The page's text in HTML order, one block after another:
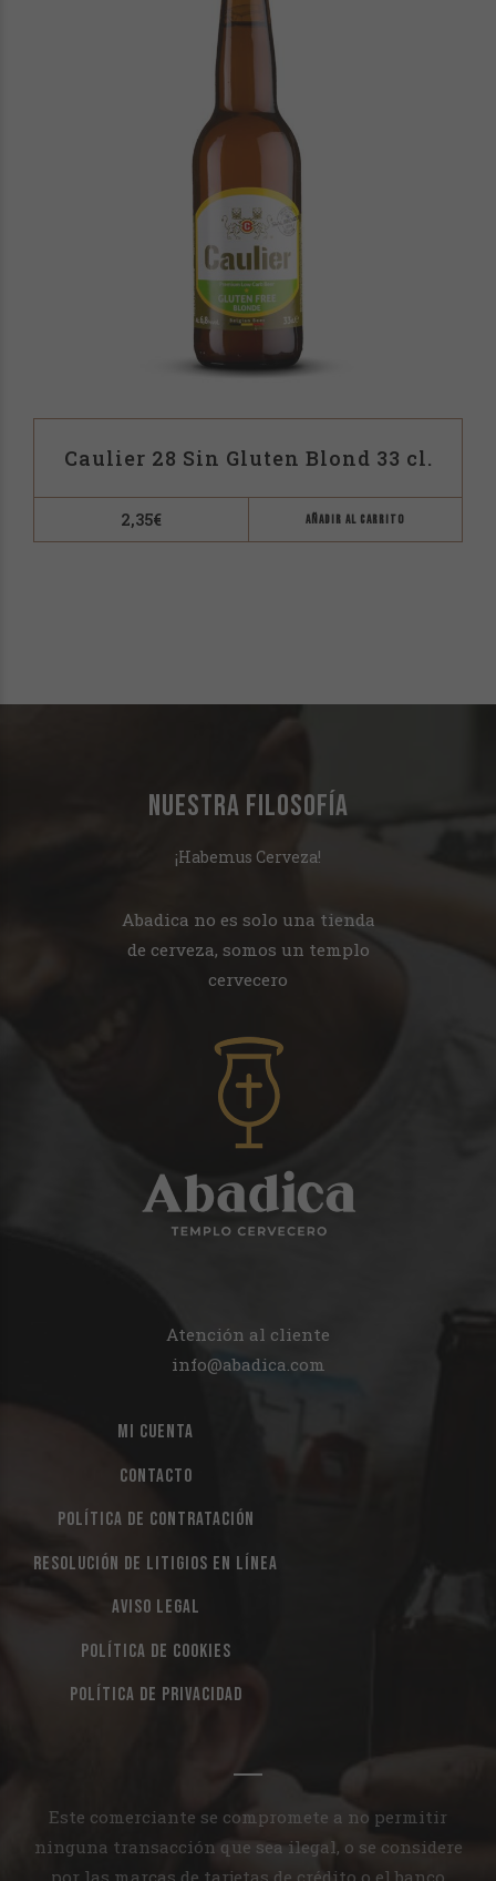
Caulier 28 Sin Gluten Blond 33 cl.
2,35€ AÑADIR AL CARRITO
NUESTRA FILOSOFÍA
¡Habemus Cerveza!
Abadica no es solo una tienda
de cerveza, somos un templo
cervecero
Atención al cliente
info@abadica.com
MI CUENTA
CONTACTO
POLÍTICA DE CONTRATACIÓN
RESOLUCIÓN DE LITIGIOS EN LÍNEA
AVISO LEGAL
POLÍTICA DE COOKIES
POLÍTICA DE PRIVACIDAD
Este comerciante se compromete a no permitir
ninguna transacción que sea ilegal, o se considere
por las marcas de tarjetas de crédito o el banco